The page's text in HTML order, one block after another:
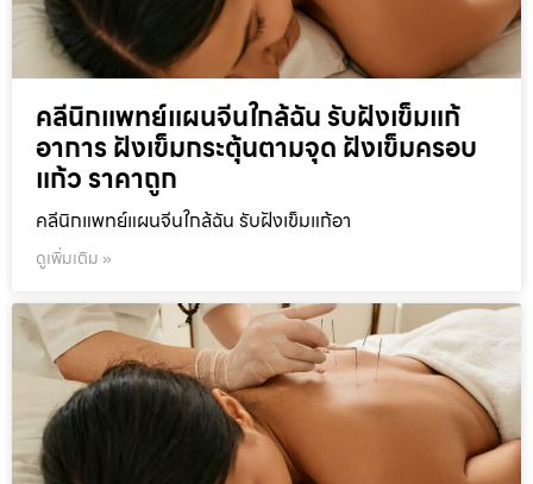
คลีนิกแพทย์แผนจีนใกล้ฉัน รับฝังเข็มแก้
อาการ ฝังเข็มกระตุ้นตามจุด ฝังเข็มครอบ
แก้ว ราคาถูก
คลีนิกแพทย์แผนจีนใกล้ฉัน รับฝังเข็มแก้อา
ดูเพิ่มเติม »